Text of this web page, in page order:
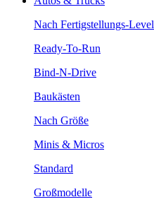
Nach Fertigstellungs-Level
Ready-To-Run
Bind-N-Drive
Baukästen
Nach Größe
Minis & Micros
Standard
Großmodelle